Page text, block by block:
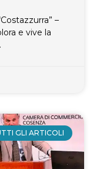
–
e vive la
GLI ARTICOLI